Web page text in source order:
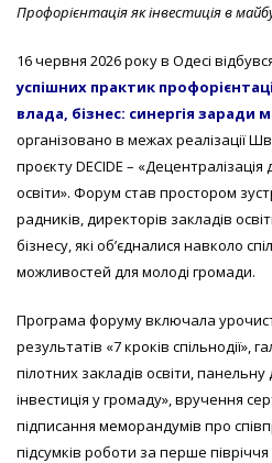
Профорієнтація як інвестиція в
16 червня 2026 року в Одесі
успішних практик
влада, бізнес: синергія заради
організовано в межах реалізації
проєкту DECIDE –
освіти». Форум став простором
радників, директорів закладів
бізнесу, які об’єдналися навколо
можливостей для молоді громади.
Програма форуму включала
результатів «7 кроків спільнодії»,
пілотних закладів освіти,
інвестиція у громаду», вручення
підписання меморандумів про
підсумків роботи за перше